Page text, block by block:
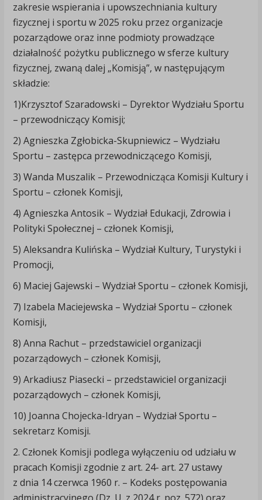
zakresie wspierania i upowszechniania kultury
fizycznej i sportu w 2025 roku przez organizacje
pozarządowe oraz inne podmioty prowadzące
działalność pożytku publicznego w sferze kultury
fizycznej, zwaną dalej „Komisją”, w następującym
składzie:
1)Krzysztof Szaradowski – Dyrektor Wydziału Sportu
– przewodniczący Komisji;
2) Agnieszka Zgłobicka-Skupniewicz – Wydziału
Sportu – zastępca przewodniczącego Komisji,
3) Wanda Muszalik – Przewodnicząca Komisji Kultury i
Sportu – członek Komisji,
4) Agnieszka Antosik – Wydział Edukacji, Zdrowia i
Polityki Społecznej – członek Komisji,
5) Aleksandra Kulińska – Wydział Kultury, Turystyki i
Promocji,
6) Maciej Gajewski – Wydział Sportu – członek Komisji,
7) Izabela Maciejewska – Wydział Sportu – członek
Komisji,
8) Anna Rachut – przedstawiciel organizacji
pozarządowych – członek Komisji,
9) Arkadiusz Piasecki – przedstawiciel organizacji
pozarządowych – członek Komisji,
10) Joanna Chojecka-Idryan – Wydział Sportu –
sekretarz Komisji.
2. Członek Komisji podlega wyłączeniu od udziału w
pracach Komisji zgodnie z art. 24- art. 27 ustawy
z dnia 14 czerwca 1960 r. – Kodeks postępowania